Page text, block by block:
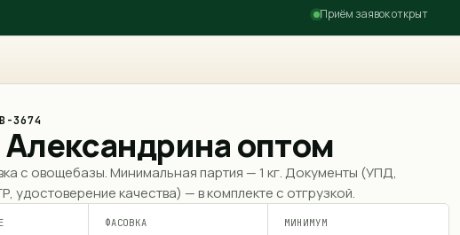
Приём заявок открыт
3674
Александрина оптом
с овощебазы. Минимальная партия —1 кг. Документы (УПД,
удостоверение качества) — в комплекте с отгрузкой.
ФАСОВКА МИНИМУМ